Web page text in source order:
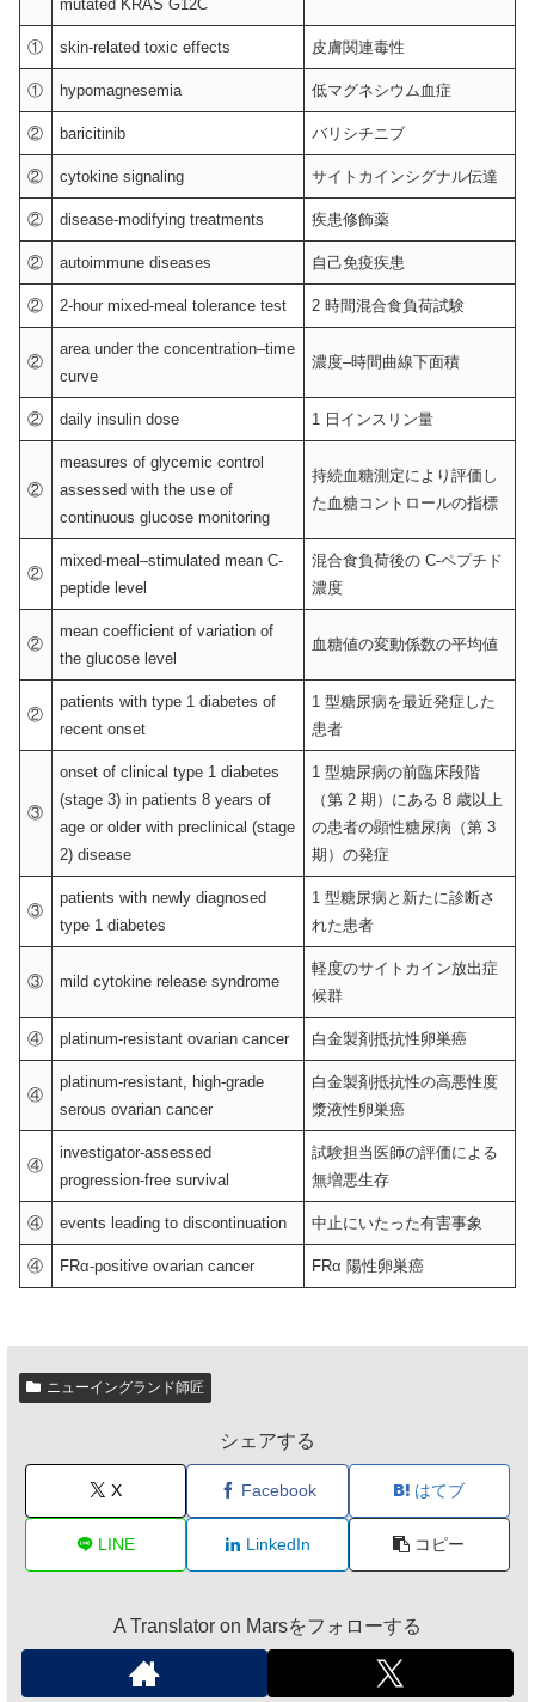
mutated KRAS G12C
① skin-related toxic effects 皮膚関連毒性
① hypomagnesemia 低マグネシウム血症
② baricitinib バリシチニブ
② cytokine signaling サイトカインシグナル伝達
② disease-modifying treatments 疾患修飾薬
② autoimmune diseases 自己免疫疾患
② 2-hour mixed-meal tolerance test 2 時間混合食負荷試験
②
area under the concentration–time
curve
濃度–時間曲線下面積
② daily insulin dose 1 日インスリン量
②
measures of glycemic control
assessed with the use of
continuous glucose monitoring
持続血糖測定により評価し
た血糖コントロールの指標
②
mixed-meal–stimulated mean C-
peptide level
混合食負荷後の C-ペプチド
濃度
②
mean coefficient of variation of
the glucose level
血糖値の変動係数の平均値
②
patients with type 1 diabetes of
recent onset
1 型糖尿病を最近発症した
患者
③
onset of clinical type 1 diabetes
(stage 3) in patients 8 years of
age or older with preclinical (stage
2) disease
1 型糖尿病の前臨床段階
（第 2 期）にある 8 歳以上
の患者の顕性糖尿病（第 3
期）の発症
③
patients with newly diagnosed
type 1 diabetes
1 型糖尿病と新たに診断さ
れた患者
③ mild cytokine release syndrome
軽度のサイトカイン放出症
候群
④ platinum-resistant ovarian cancer 白金製剤抵抗性卵巣癌
④
platinum-resistant, high-grade
serous ovarian cancer
白金製剤抵抗性の高悪性度
漿液性卵巣癌
④
investigator-assessed
progression-free survival
試験担当医師の評価による
無増悪生存
④ events leading to discontinuation 中止にいたった有害事象
④ FRα-positive ovarian cancer FRα 陽性卵巣癌
ニューイングランド師匠
シェアする
X Facebook はてブ
LINE LinkedIn コピー
A Translator on Marsをフォローする